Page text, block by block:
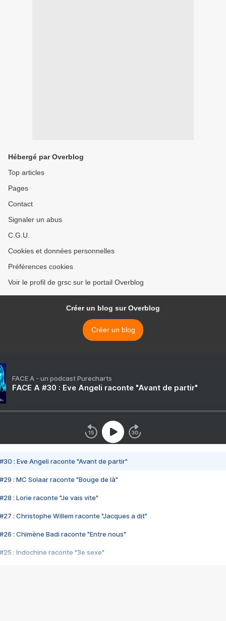
Hébergé par Overblog
Top articles
Pages
Contact
Signaler un abus
C.G.U.
Cookies et données personnelles
Préférences cookies
Voir le profil de grsc sur le portail Overblog
Créer un blog sur Overblog
Créer un blog
FACE A - un podcast Purecharts
FACE A #30 : Eve Angeli raconte "Avant de partir"
#30 : Eve Angeli raconte "Avant de partir"
#29 : MC Solaar raconte "Bouge de là"
#28 : Lorie raconte "Je vais vite"
#27 : Christophe Willem raconte "Jacques a dit"
#26 : Chimène Badi raconte "Entre nous"
#25 : Indochine raconte "3e sexe"